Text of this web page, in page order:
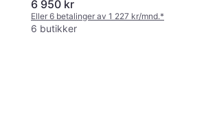
Justerbar nakkestøtte
6 950 kr
Eller 6 betalinger av 1 227 kr/mnd.*
6 butikker